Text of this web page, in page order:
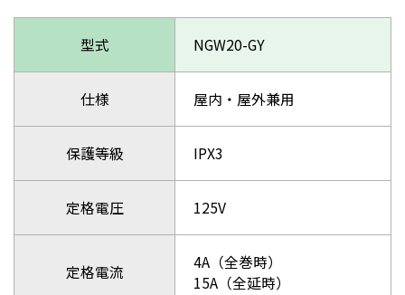
型式 NGW20-GY
仕様 屋内・屋外兼用
保護等級 IPX3
定格電圧 125V
定格電流
4A（全巻時）
15A（全延時）